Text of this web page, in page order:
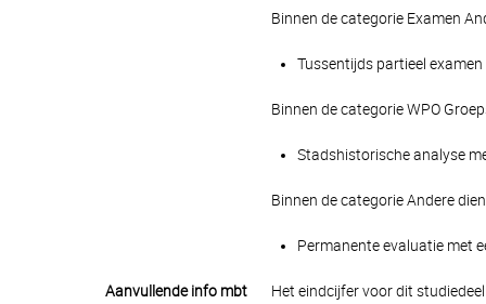
Binnen de categorie Examen
Tussentijds partieel
Binnen de categorie WPO
Stadshistorische analyse
Binnen de categorie Andere
Permanente evaluatie met
Aanvullende info mbt
Het eindcijfer voor dit